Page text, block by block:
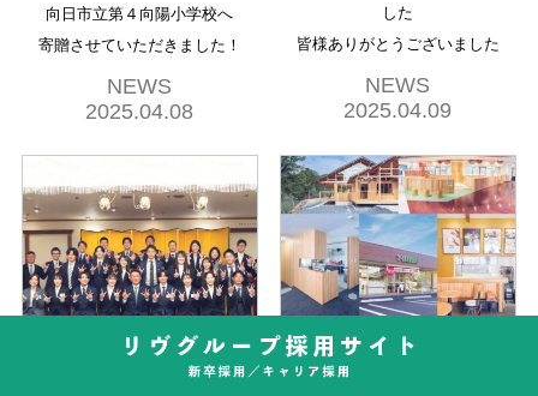
向日市立第４向陽小学校へ
寄贈させていただきました！
NEWS
2025.04.08
した
皆様ありがとうございました
NEWS
2025.04.09